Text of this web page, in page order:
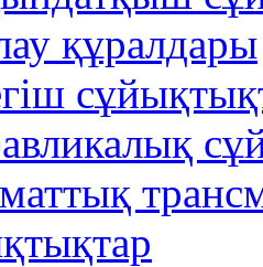
құралдары